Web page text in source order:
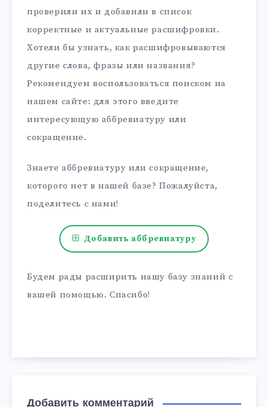
проверили их и добавили в список
корректные и актуальные расшифровки.
Хотели бы узнать, как расшифровываются
другие слова, фразы или названия?
Рекомендуем воспользоваться поиском на
нашем сайте: для этого введите
интересующую аббревиатуру или
сокращение.
Знаете аббревиатуру или сокращение,
которого нет в нашей базе? Пожалуйста,
поделитесь с нами!
Добавить аббревиатуру
Будем рады расширить нашу базу знаний с
вашей помощью. Спасибо!
Добавить комментарий